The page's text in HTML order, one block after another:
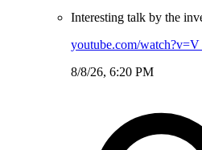
Interesting talk by the
youtube.com/
8/8/26, 6:20 PM